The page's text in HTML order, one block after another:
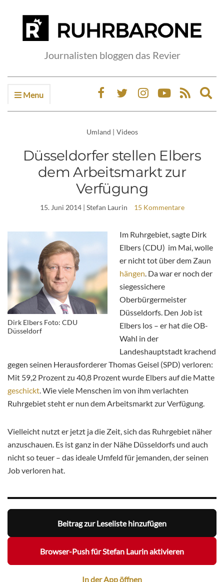
Journalisten bloggen das Revier
Menu
Umland | Videos
Düsseldorfer stellen Elbers
dem Arbeitsmarkt zur
Verfügung
15. Juni 2014| Stefan Laurin 15 Kommentare
Dirk Elbers Foto: CDU
Düsseldorf
Im Ruhrgebiet, sagte Dirk
Elbers (CDU) im Mai, wolle
er nicht tot über dem Zaun
hängen. Da war er noch der
siegessichere
Oberbürgermeister
Düsseldorfs. Den Job ist
Elbers los – er hat die OB-
Wahl in der
Landeshauptstadt krachend
gegen seinen Herausforderer Thomas Geisel (SPD) verloren:
Mit 59,2 Prozent zu 40,8 Prozent wurde Elbers auf die Matte
geschickt. Wie viele Menschen im von ihm verlachten
Ruhrgebiet steht er nun dem Arbeitsmarkt zur Verfügung.
Vielleicht nutzt er jetzt ja die Zeit, sich das Ruhrgebiet näher
anzuschauen. Es ist ganz in der Nähe Düsseldorfs und auch
nicht so teuer – das ideale Umfeld für jemanden, der seinen
Job verloren hat.
Beitrag zur Leseliste hinzufügen
Browser-Push für Stefan Laurin aktivieren
In der App öffnen